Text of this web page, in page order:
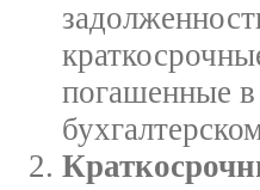
погашенные